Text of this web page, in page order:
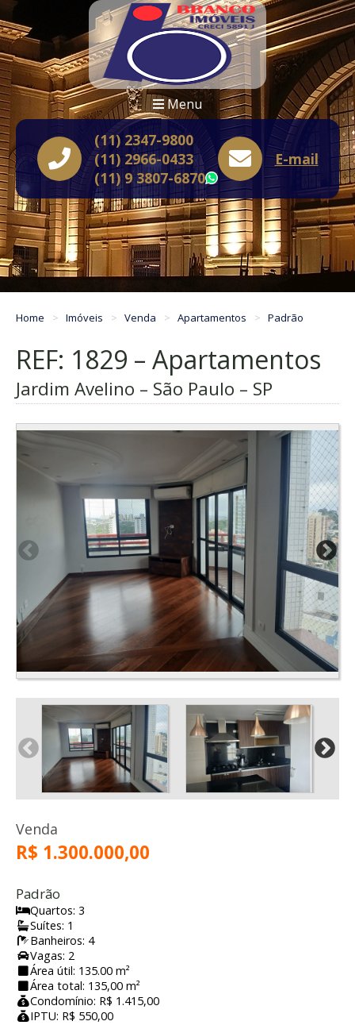
Menu
(11) 2347-9800
(11) 2966-0433
(11) 9 3807-6870
WhatsApp
E-mail
Home Imóveis Venda Apartamentos Padrão
REF: 1829 – Apartamentos
Jardim Avelino – São Paulo – SP
Venda
R$ 1.300.000,00
Padrão
Quartos: 3
Suítes: 1
Banheiros: 4
Vagas: 2
Área útil: 135.00 m²
Área total: 135,00 m²
Condomínio: R$ 1.415,00
IPTU: R$ 550,00